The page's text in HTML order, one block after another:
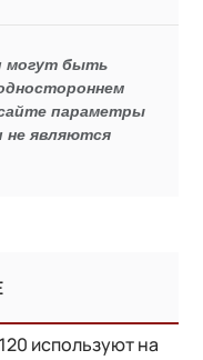
могут быть
параметры
не являются
используют на